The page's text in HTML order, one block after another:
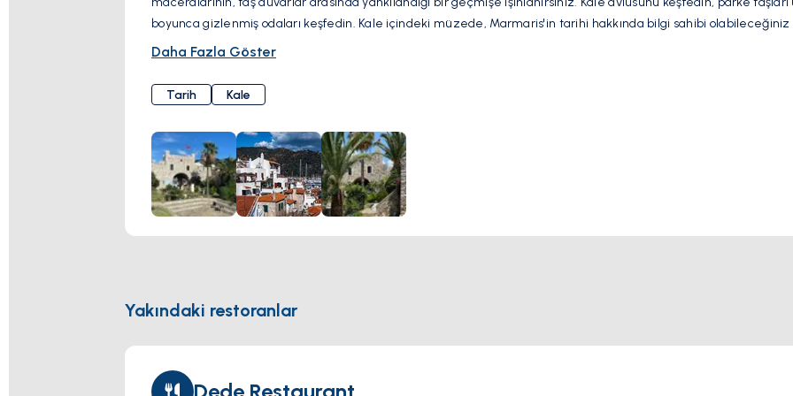
boyunca gizlenmiş odaları keşfedin. Kale içindeki müzede, Marmaris'in tarihi hakkında bilgi sahibi
çıkın ve kale surlarından limanın ve sahilin panoramik manzarasına ulaşın; masmavi suların ve uzakta
cazibeye hayran kalmanızı sağlayacak unutulmaz bir deneyim vadediyor.
Daha Fazla Göster
Tarih Kale
Yakındaki restoranlar